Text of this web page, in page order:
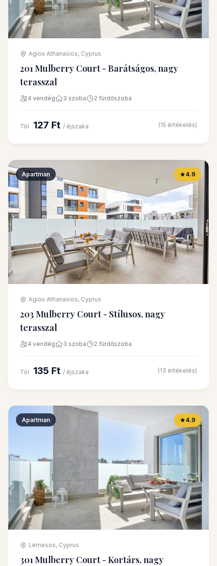
Agios Athanasios, Cyprus
201 Mulberry Court - Barátságos, nagy
terasszal
4 vendég 3 szoba 2 fürdőszoba
Tól 127 Ft / éjszaka (15 értékelés)
Apartman 4.9
Agios Athanasios, Cyprus
203 Mulberry Court - Stílusos, nagy
terasszal
4 vendég 3 szoba 2 fürdőszoba
Tól 135 Ft / éjszaka (13 értékelés)
Apartman 4.9
Lemesos, Cyprus
301 Mulberry Court - Kortárs, nagy